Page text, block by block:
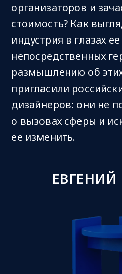
организаторов и
стоимость? Как
индустрия в глазах ее
непосредственных
размышлению об
пригласили
дизайнеров: они не
о вызовах сферы и
ее изменить.
ЕВГЕНИЙ